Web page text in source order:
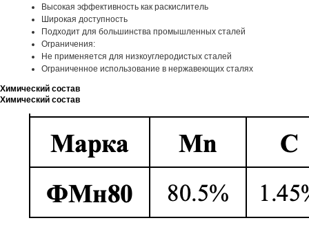
Высокая эффективность как раскислитель
Широкая доступность
Подходит для большинства промышленных сталей
Ограничения:
Не применяется для низкоуглеродистых сталей
Ограниченное использование в нержавеющих сталях
Химический состав
Химический состав